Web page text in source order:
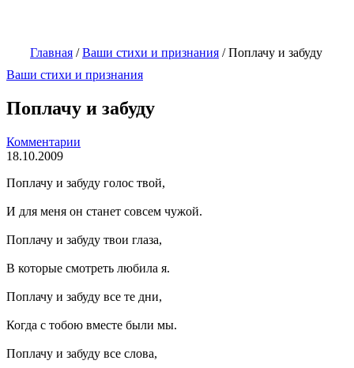
Главная /Ваши стихи и признания /Поплачу и забуду
Ваши стихи и признания
Поплачу и забуду
Комментарии
18.10.2009
Поплачу и забуду голос твой,
И для меня он станет совсем чужой.
Поплачу и забуду твои глаза,
В которые смотреть любила я.
Поплачу и забуду все те дни,
Когда с тобою вместе были мы.
Поплачу и забуду все слова,